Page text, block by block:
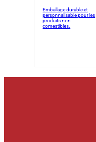
Emballage durable et
personnalisable pour les
produits non
comestibles.